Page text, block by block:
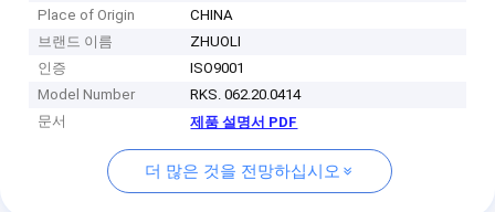
Place of Origin
CHINA
브랜드 이름
ZHUOLI
인증
ISO9001
Model Number
RKS. 062.20.0414
문서
제품 설명서 PDF
더 많은 것을 전망하십시오